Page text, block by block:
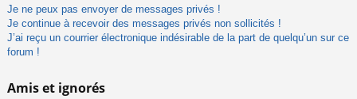
Je ne peux pas envoyer de messages privés !
Je continue à recevoir des messages privés non sollicités !
J’ai reçu un courrier électronique indésirable de la part de quelqu’un sur ce
forum !
Amis et ignorés